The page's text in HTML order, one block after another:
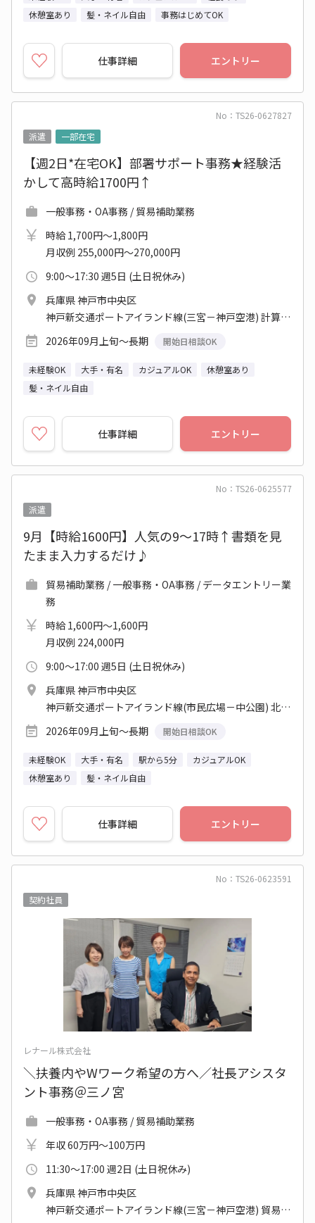
休憩室あり
髪・ネイル自由 事務はじめてOK
仕事詳細 エントリー
No：TS26-0627827
派遣
一部在宅
【週2日*在宅OK】部署サポート事務★経験活
かして高時給1700円↑
一般事務・OA事務 / 貿易補助業務
時給 1,700円～1,800円
月収例 255,000円～270,000円
9:00～17:30 週5日 (土日祝休み)
兵庫県 神戸市中央区
神戸新交通ポートアイランド線(三宮－神戸空港) 計算科学センター駅 他
2026年09月上旬～長期
開始日相談OK
未経験OK 大手・有名 カジュアルOK
休憩室あり
髪・ネイル自由
仕事詳細 エントリー
No：TS26-0625577
派遣
9月【時給1600円】人気の9～17時↑書類を見
たまま入力するだけ♪
貿易補助業務 / 一般事務・OA事務 / データエントリー業
務
時給 1,600円～1,600円
月収例 224,000円
9:00～17:00 週5日 (土日祝休み)
兵庫県 神戸市中央区
神戸新交通ポートアイランド線(市民広場－中公園) 北埠頭駅 他
2026年09月上旬～長期
開始日相談OK
未経験OK 大手・有名 駅から5分
カジュアルOK
休憩室あり
髪・ネイル自由
仕事詳細 エントリー
No：TS26-0623591
契約社員
レナール株式会社
＼扶養内やWワーク希望の方へ／社長アシスタ
ント事務＠三ノ宮
一般事務・OA事務 / 貿易補助業務
年収 60万円～100万円
11:30～17:00 週2日 (土日祝休み)
兵庫県 神戸市中央区
神戸新交通ポートアイランド線(三宮－神戸空港) 貿易センター駅 他